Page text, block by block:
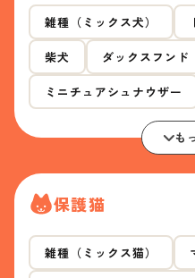
雑種（ミックス犬）
柴犬 ダックスフンド
ミニチュアシュナウザー
も
保護猫
雑種（ミックス猫）